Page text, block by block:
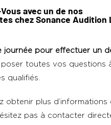
avec un de nos
chez Sonance Audition
journée pour effectuer un
toutes vos questions
qualifiés.
obtenir plus d’informations
pas à contacter